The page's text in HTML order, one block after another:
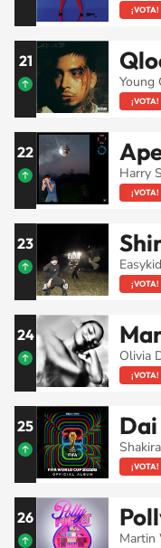
¡VOTA!
21
Young
¡VOTA!
22
Harry
¡VOTA!
23
Easykid
¡VOTA!
24
Olivia
¡VOTA!
25
¡VOTA!
26
Martin